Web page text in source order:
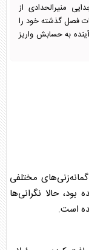
منیرالحدادی از
فصل گذشته خود را
به حسابش واریز
مختلفی
حالا نگرانی‌ها
است.